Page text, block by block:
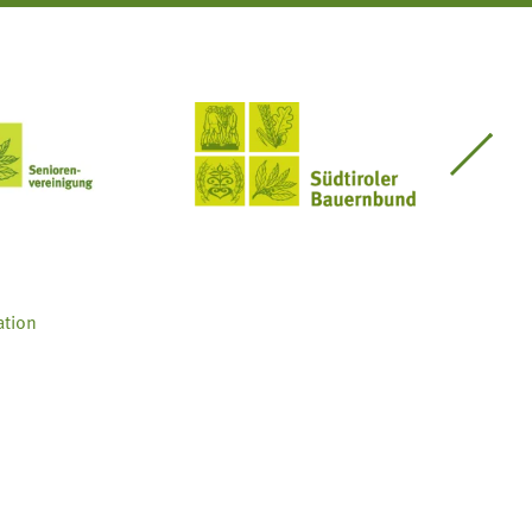
Seniorenvereinigung im SBB Südtiroler Bauernbund